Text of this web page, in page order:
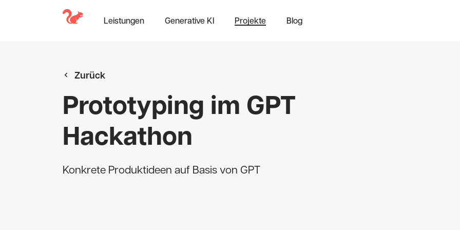
Leistungen Generative KI Projekte Blog
Zurück
Prototyping im GPT
Hackathon
Konkrete Produktideen auf Basis von GPT